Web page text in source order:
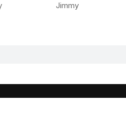
Jimmy